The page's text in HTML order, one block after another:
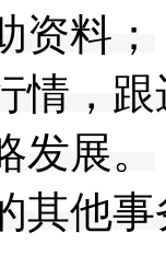
资料；
情，
发展。
其他事